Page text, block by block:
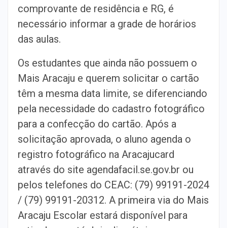
comprovante de residência e RG, é
necessário informar a grade de horários
das aulas.
Os estudantes que ainda não possuem o
Mais Aracaju e querem solicitar o cartão
têm a mesma data limite, se diferenciando
pela necessidade do cadastro fotográfico
para a confecção do cartão. Após a
solicitação aprovada, o aluno agenda o
registro fotográfico na Aracajucard
através do site agendafacil.se.gov.br ou
pelos telefones do CEAC: (79) 99191-2024
/ (79) 99191-20312. A primeira via do Mais
Aracaju Escolar estará disponível para